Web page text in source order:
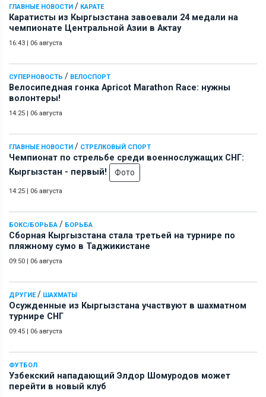
ГЛАВНЫЕ НОВОСТИ / КАРАТЕ
Каратисты из Кыргызстана завоевали 24 медали на
чемпионате Центральной Азии в Актау
16:43 06 августа
СУПЕРНОВОСТЬ / ВЕЛОСПОРТ
Велосипедная гонка Apricot Marathon Race: нужны
волонтеры!
14:25 06 августа
ГЛАВНЫЕ НОВОСТИ / СТРЕЛКОВЫЙ СПОРТ
Чемпионат по стрельбе среди военнослужащих СНГ:
Кыргызстан - первый!
Фото
14:25 06 августа
БОКС/БОРЬБА / БОРЬБА
Сборная Кыргызстана стала третьей на турнире по
пляжному сумо в Таджикистане
09:50 06 августа
ДРУГИЕ/ ШАХМАТЫ
Осужденные из Кыргызстана участвуют в шахматном
турнире СНГ
09:45 06 августа
ФУТБОЛ
Узбекский нападающий Элдор Шомуродов может
перейти в новый клуб